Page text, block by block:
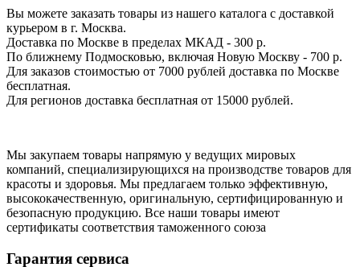
Вы можете заказать товары из нашего каталога с доставкой
курьером в г. Москва.
Доставка по Москве в пределах МКАД - 300 р.
По ближнему Подмосковью, включая Новую Москву - 700 р.
Для заказов стоимостью от 7000 рублей доставка по Москве
бесплатная.
Для регионов доставка бесплатная от 15000 рублей.
Мы закупаем товары напрямую у ведущих мировых
компаний, специализирующихся на производстве товаров для
красоты и здоровья. Мы предлагаем только эффективную,
высококачественную, оригинальную, сертифицированную и
безопасную продукцию. Все наши товары имеют
сертификаты соответствия таможенного союза
Гарантия сервиса